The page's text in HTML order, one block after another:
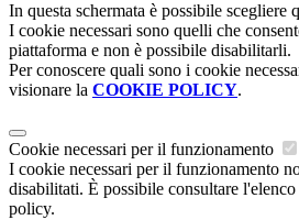
In questa schermata è possibile scegliere
I cookie necessari sono quelli che
piattaforma e non è possibile disabilitarli.
Per conoscere quali sono i cookie
visionare la COOKIE POLICY.
Cookie necessari per il funzionamento
I cookie necessari per il funzionamento
disabilitati. È possibile consultare
policy.